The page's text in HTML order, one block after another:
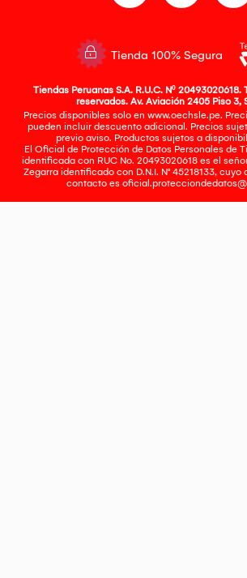
Tienda 100% Segura
Tiendas Peruanas S.A. R.U.C. Nº 20493020618.
reservados. Av. Aviación 2405 Piso 3,
Precios disponibles solo en www.oechsle.pe.
pueden incluir descuento adicional. Precios
previo aviso. Productos sujetos a
El Oficial de Protección de Datos Personales de
identificada con RUC No. 20493020618 es el
Zegarra identificado con D.N.I. N° 45218133,
contacto es